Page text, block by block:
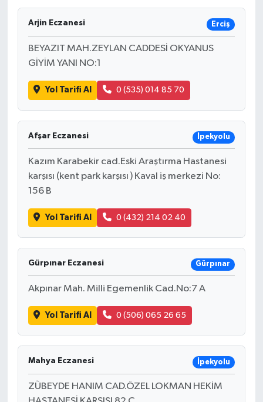
Arjin Eczanesi Erciş
BEYAZIT MAH.ZEYLAN CADDESİ OKYANUS
GİYİM YANI NO:1
Yol Tarifi Al 0 (535) 014 85 70
Afşar Eczanesi İpekyolu
Kazım Karabekir cad.Eski Araştırma Hastanesi
karşısı (kent park karşısı ) Kaval iş merkezi No:
156 B
Yol Tarifi Al 0 (432) 214 02 40
Gürpınar Eczanesi Gürpınar
Akpınar Mah. Milli Egemenlik Cad.No:7 A
Yol Tarifi Al 0 (506) 065 26 65
Mahya Eczanesi İpekyolu
ZÜBEYDE HANIM CAD.ÖZEL LOKMAN HEKİM